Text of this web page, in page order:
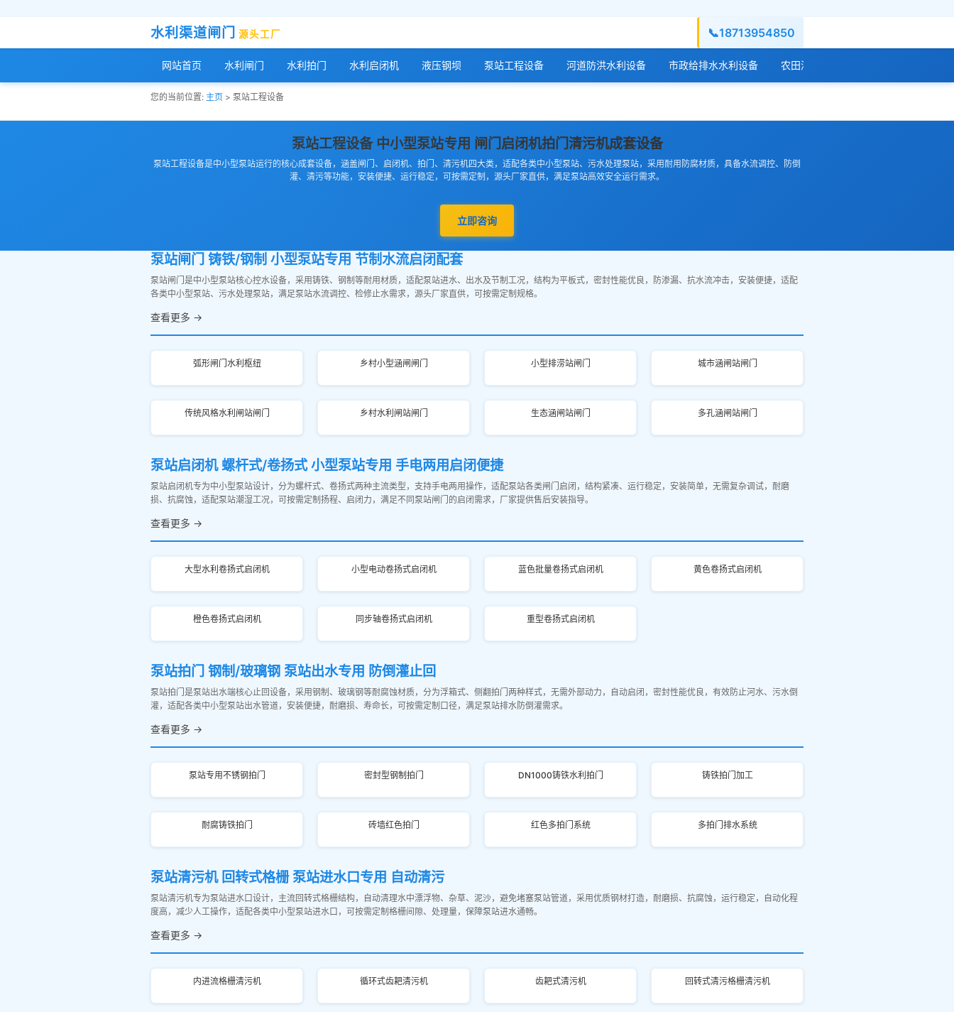
水利渠道闸门 源头工厂 📞18713954850
网站首页 水利闸门 水利拍门 水利启闭机 液压钢坝 泵站工程设备 河道防洪水利设备 市政给排水水利设备 农田灌溉水利设备
您的当前位置: 主页 > 泵站工程设备
泵站工程设备 中小型泵站专用 闸门启闭机拍门清污机成套设备
泵站工程设备是中小型泵站运行的核心成套设备，涵盖闸门、启闭机、拍门、清污机四大类，适配各类中小型泵站、污水处理泵站，采用耐用防腐材质，具备水流调控、防倒
灌、清污等功能，安装便捷、运行稳定，可按需定制，源头厂家直供，满足泵站高效安全运行需求。
立即咨询
泵站闸门 铸铁/钢制 小型泵站专用 节制水流启闭配套
泵站闸门是中小型泵站核心控水设备，采用铸铁、钢制等耐用材质，适配泵站进水、出水及节制工况，结构为平板式，密封性能优良，防渗漏、抗水流冲击，安装便捷，适配
各类中小型泵站、污水处理泵站，满足泵站水流调控、检修止水需求，源头厂家直供，可按需定制规格。
查看更多 →
弧形闸门水利枢纽 乡村小型涵闸闸门 小型排涝站闸门 城市涵闸站闸门
传统风格水利闸站闸门 乡村水利闸站闸门 生态涵闸站闸门 多孔涵闸站闸门
泵站启闭机 螺杆式/卷扬式 小型泵站专用 手电两用启闭便捷
泵站启闭机专为中小型泵站设计，分为螺杆式、卷扬式两种主流类型，支持手电两用操作，适配泵站各类闸门启闭，结构紧凑、运行稳定，安装简单，无需复杂调试，耐磨
损、抗腐蚀，适配泵站潮湿工况，可按需定制扬程、启闭力，满足不同泵站闸门的启闭需求，厂家提供售后安装指导。
查看更多 →
大型水利卷扬式启闭机 小型电动卷扬式启闭机 蓝色批量卷扬式启闭机 黄色卷扬式启闭机
橙色卷扬式启闭机 同步轴卷扬式启闭机 重型卷扬式启闭机
泵站拍门 钢制/玻璃钢 泵站出水专用 防倒灌止回
泵站拍门是泵站出水端核心止回设备，采用钢制、玻璃钢等耐腐蚀材质，分为浮箱式、侧翻拍门两种样式，无需外部动力，自动启闭，密封性能优良，有效防止河水、污水倒
灌，适配各类中小型泵站出水管道，安装便捷，耐磨损、寿命长，可按需定制口径，满足泵站排水防倒灌需求。
查看更多 →
泵站专用不锈钢拍门 密封型钢制拍门 DN1000铸铁水利拍门 铸铁拍门加工
耐腐铸铁拍门 砖墙红色拍门 红色多拍门系统 多拍门排水系统
泵站清污机 回转式格栅 泵站进水口专用 自动清污
泵站清污机专为泵站进水口设计，主流回转式格栅结构，自动清理水中漂浮物、杂草、泥沙，避免堵塞泵站管道，采用优质钢材打造，耐磨损、抗腐蚀，运行稳定，自动化程
度高，减少人工操作，适配各类中小型泵站进水口，可按需定制格栅间隙、处理量，保障泵站进水通畅。
查看更多 →
内进流格栅清污机 循环式齿耙清污机 齿耙式清污机 回转式清污格栅清污机